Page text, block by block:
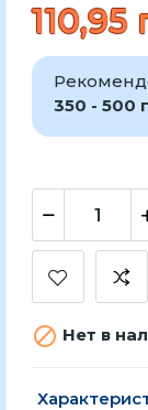
110,95
350 - 500
 Нет в